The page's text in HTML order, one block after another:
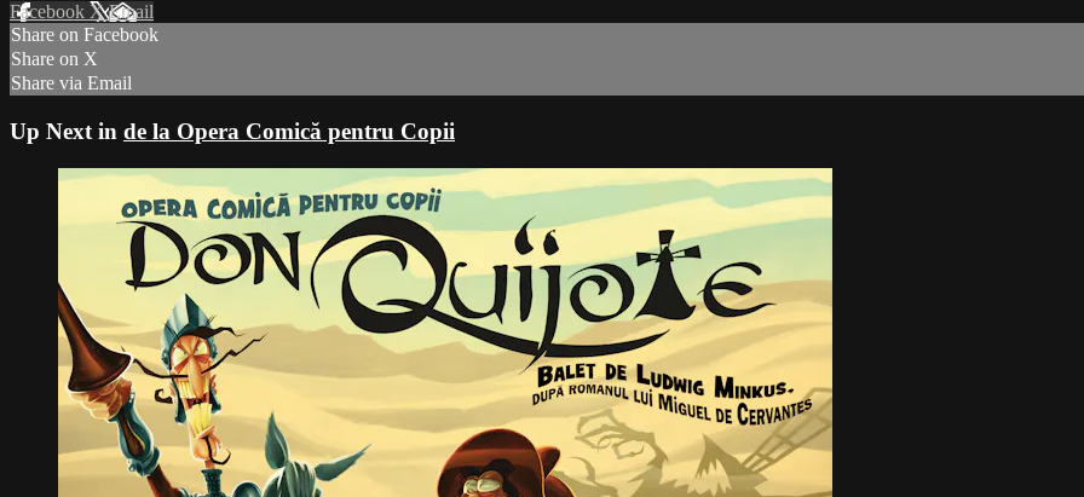
Facebook XEmail
Share on Facebook
Share on X
Share via Email
Up Next in de la Opera Comică pentru Copii